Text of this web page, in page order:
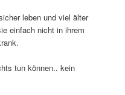
leben und viel älter
einfach nicht in ihrem
tun können.. kein